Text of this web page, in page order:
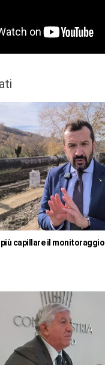
capillare il monitoraggio